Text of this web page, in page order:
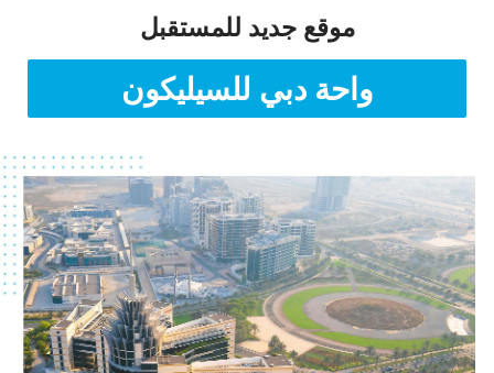
موقع جديد للمستقبل
واحة دبي للسيليكون